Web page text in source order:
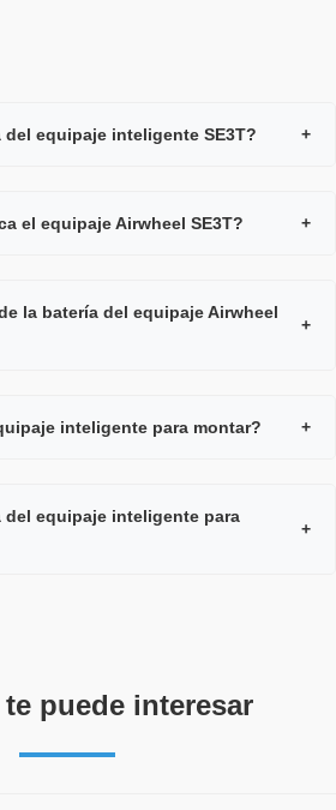
equipaje inteligente SE3T? +
el equipaje Airwheel SE3T? +
la batería del equipaje Airwheel
+
inteligente para montar? +
del equipaje inteligente para
+
puede interesar